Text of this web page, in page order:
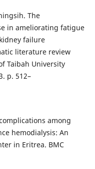
The
in ameliorating fatigue
failure
literature review
Taibah University
p. 512–
among
hemodialysis: An
in Eritrea. BMC